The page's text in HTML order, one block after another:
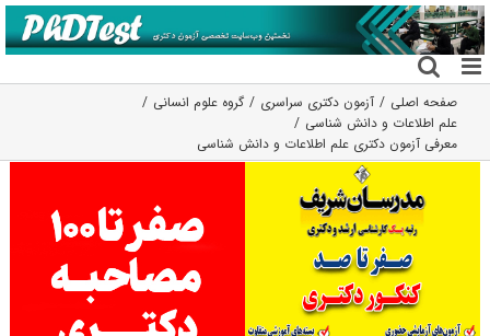
رفتن
به
محتوا
صفحه اصلی آزمون دکتری سراسری
گروه علوم انسانی
علم اطلاعات و دانش شناسی
معرفی آزمون دکتری علم اطلاعات و دانش شناسی